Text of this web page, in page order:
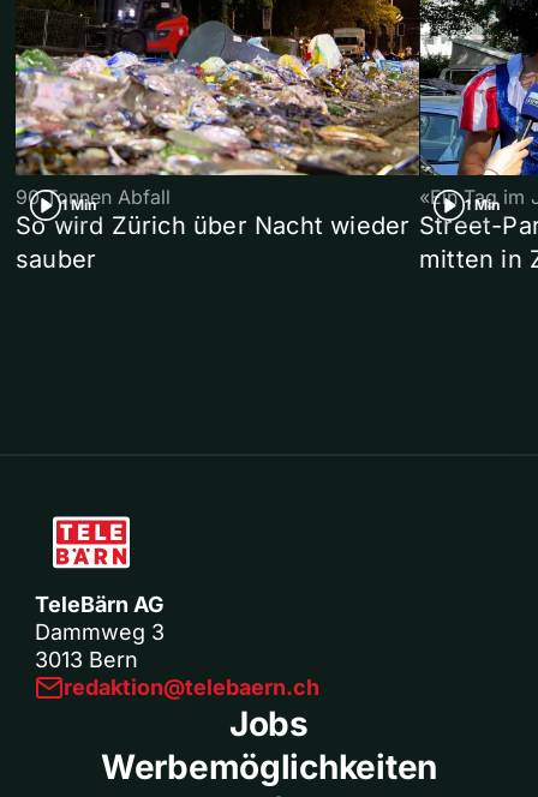
1 Min
90 Tonnen Abfall
So wird Zürich über Nacht wieder
sauber
1 Min
«Ein Tag im
Street-
mitten in
TeleBärn AG
Dammweg 3
3013 Bern
redaktion@telebaern.ch
Jobs
Werbemöglichkeiten